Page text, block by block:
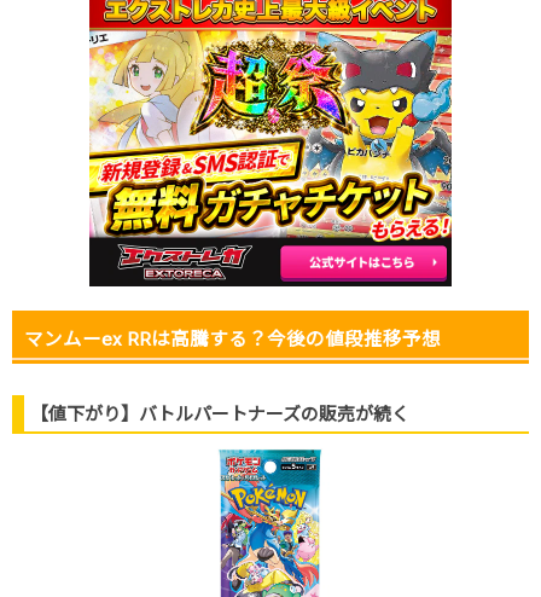
2026.1.15
30円未満 80円
2026.1.5
30円未満 80円
2025.12.25
30円未満 80円
2025.12.15
30円未満 80円
2025.12.5
30円未満 80円
2025.11.25
30円未満 80円
2025.11.15
30円未満 80円
2025.11.5
30円未満 80円
30円未満 80円
発売日初動
30円 120円
マンムーex RRは高騰する？今後の値段推移予想
【値下がり】バトルパートナーズの販売が続く